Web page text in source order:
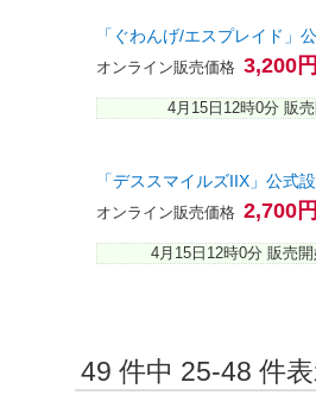
「ぐわんげ/エスプレイド」
オンライン販売価格 3,200
4月15日12時0分 販
「デススマイルズIIX」公式
オンライン販売価格 2,700
4月15日12時0分 販売
49 件中 25-48 件